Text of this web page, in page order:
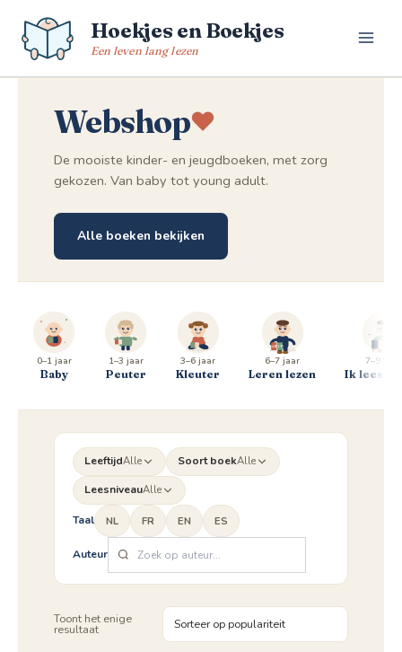
naar
Hoekjes en Boekjes
Een leven lang lezen
Webshop
De mooiste kinder- en jeugdboeken, met zorg
gekozen. Van baby tot young adult.
Alle boeken bekijken
0–1 jaar
Baby
1–3 jaar
Peuter
3–6 jaar
Kleuter
6–7 jaar
Leren lezen
7–9 jaar
Ik lees al
LeeftijdAlle Soort boekAlle
LeesniveauAlle
Taal NL FR EN ES
Auteur
Toont het enige
resultaat